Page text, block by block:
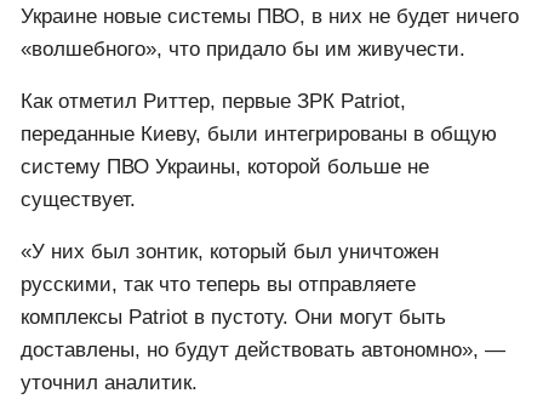
Украине новые системы ПВО, в них не будет ничего
«волшебного», что придало бы им живучести.
Как отметил Риттер, первые ЗРК Patriot,
переданные Киеву, были интегрированы в общую
систему ПВО Украины, которой больше не
существует.
«У них был зонтик, который был уничтожен
русскими, так что теперь вы отправляете
комплексы Patriot в пустоту. Они могут быть
доставлены, но будут действовать автономно», —
уточнил аналитик.